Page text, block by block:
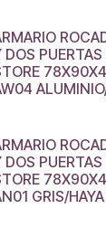
DOS
DOS
GRIS/HAYA